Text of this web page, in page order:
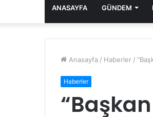
ANASAYFA GÜNDEM
Anasayfa / Haberler /
Haberler